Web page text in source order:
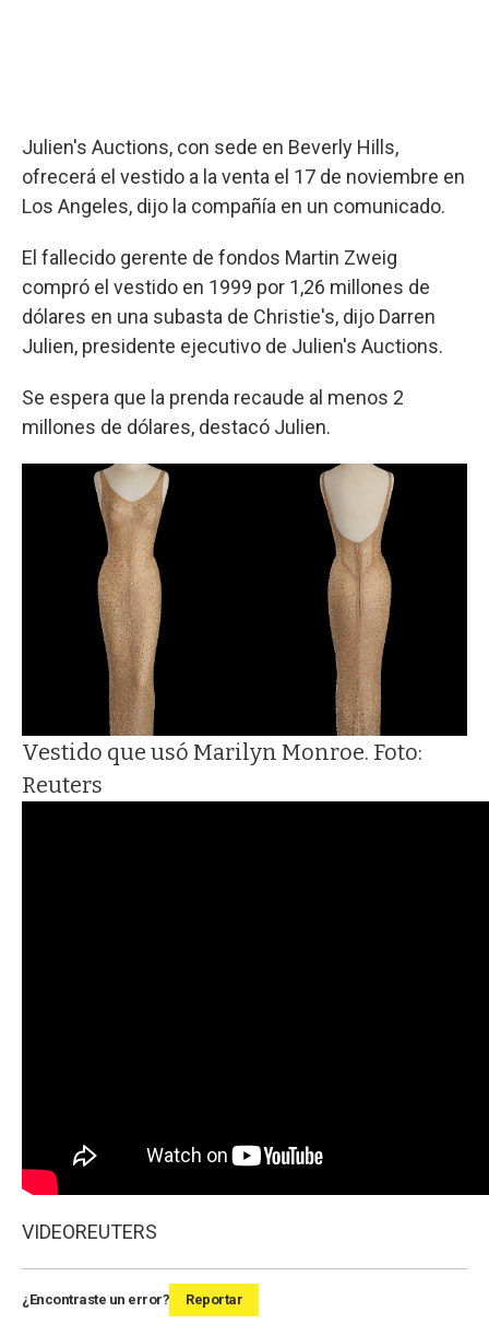
Julien's Auctions, con sede en Beverly Hills,
ofrecerá el vestido a la venta el 17 de noviembre en
Los Angeles, dijo la compañía en un comunicado.
El fallecido gerente de fondos Martin Zweig
compró el vestido en 1999 por 1,26 millones de
dólares en una subasta de Christie's, dijo Darren
Julien, presidente ejecutivo de Julien's Auctions.
Se espera que la prenda recaude al menos 2
millones de dólares, destacó Julien.
Vestido que usó Marilyn Monroe. Foto:
Reuters
VIDEOREUTERS
¿Encontraste un error? Reportar